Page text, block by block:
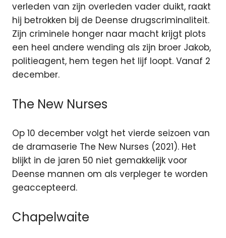
verleden van zijn overleden vader duikt, raakt
hij betrokken bij de Deense drugscriminaliteit.
Zijn criminele honger naar macht krijgt plots
een heel andere wending als zijn broer Jakob,
politieagent, hem tegen het lijf loopt. Vanaf 2
december.
The New Nurses
Op 10 december volgt het vierde seizoen van
de dramaserie The New Nurses (2021). Het
blijkt in de jaren 50 niet gemakkelijk voor
Deense mannen om als verpleger te worden
geaccepteerd.
Chapelwaite